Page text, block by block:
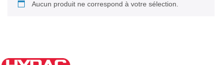
Aucun produit ne correspond à votre sélection.